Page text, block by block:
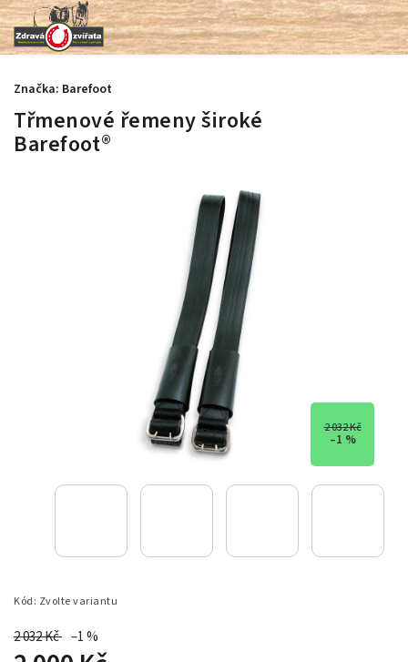
Třmenové řemeny široké
Barefoot®
2 032 Kč
–1 %
Kód: Zvolte variantu
2 032 Kč –1 %
Značka: Barefoot